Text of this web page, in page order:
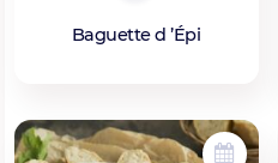
Baguette d ’Épi